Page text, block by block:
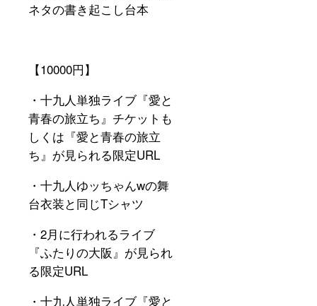
ネタの書き起こし台本
【10000円】
・十九人単独ライブ『愛と
青春の旅立ち』チケットも
しくは『愛と青春の旅立
ち』が見られる限定URL
・十九人ゆッちゃんwの舞
台衣装と同じTシャツ
・ 2月に行われるライブ
『ふたりの大阪』が見られ
る限定URL
・十九人単独ライブ『愛と